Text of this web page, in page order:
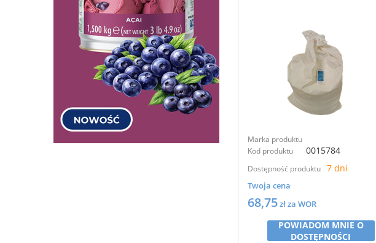
Marka produktu
Kod produktu
0015784
Dostępność produktu 7 dni
Twoja cena
68,75zł za WOR
POWIADOM MNIE O
DOSTĘPNOŚCI